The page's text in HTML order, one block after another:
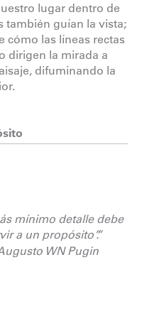
lugar dentro de
también guían la vista;
cómo las líneas rectas
dirigen la mirada a
difuminando la
mínimo detalle debe
a un propósito”.”
WN Pugin